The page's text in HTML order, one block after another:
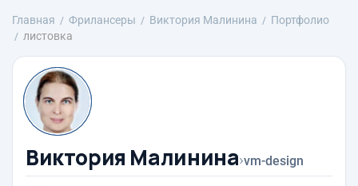
Главная Фрилансеры Виктория Малинина
Портфолио
листовка
Виктория Малинина›vm-design